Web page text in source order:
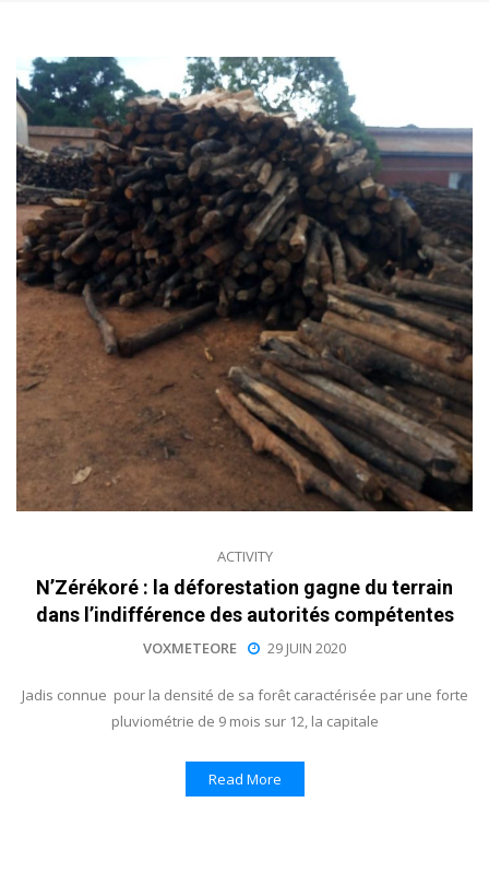
ACTIVITY
N’Zérékoré : la déforestation gagne du terrain
dans l’indifférence des autorités compétentes
VOXMETEORE 29 JUIN 2020
Jadis connue pour la densité de sa forêt caractérisée par une forte
pluviométrie de 9 mois sur 12, la capitale
Read More